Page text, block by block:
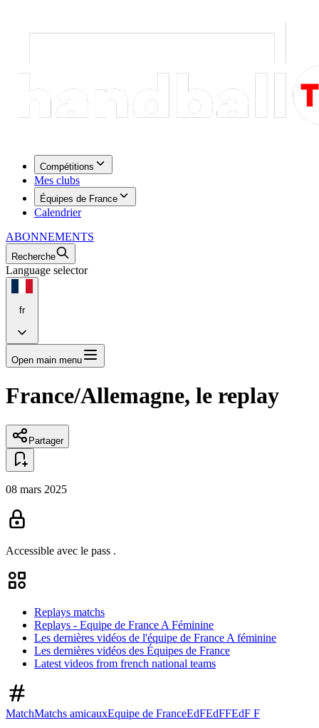
Compétitions
Mes clubs
Équipes de France
Calendrier
ABONNEMENTS
Recherche
Language selector
fr
Open main menu
France/Allemagne, le replay
Partager
08 mars 2025
Accessible avec le pass .
Replays matchs
Replays - Equipe de France A Féminine
Les dernières vidéos de l'équipe de France A féminine
Les dernières vidéos des Équipes de France
Latest videos from french national teams
MatchMatchs amicauxEquipe de FranceEdFEdFFEdF F